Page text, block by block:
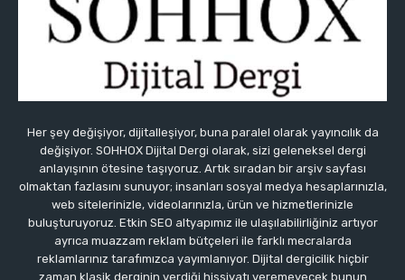
Her şey değişiyor, dijitalleşiyor, buna paralel olarak yayıncılık da
değişiyor. SOHHOX Dijital Dergi olarak, sizi geleneksel dergi
anlayışının ötesine taşıyoruz. Artık sıradan bir arşiv sayfası
olmaktan fazlasını sunuyor; insanları sosyal medya hesaplarınızla,
web sitelerinizle, videolarınızla, ürün ve hizmetlerinizle
buluşturuyoruz. Etkin SEO altyapımız ile ulaşılabilirliğiniz artıyor
ayrıca muazzam reklam bütçeleri ile farklı mecralarda
reklamlarınız tarafımızca yayımlanıyor. Dijital dergicilik hiçbir
zaman klasik derginin verdiği hissiyatı veremeyecek bunun